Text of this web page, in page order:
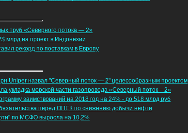
труб «Северного потока — 2»
млрд на проект в Индонезии
рекорд по поставкам в Европу
Uniper назвал "Северный поток — 2" целесообразным проектом
укладка морской части газопровода «Северный поток – 2»
заимствований на 2018 год на 24% - до 518 млрд руб
перед ОПЕК по снижению добычи нефти
по МСФО выросла на 10,2%